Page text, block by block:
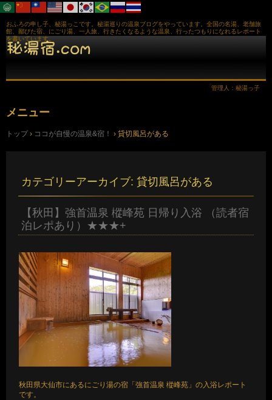
おふろの申し子、秘湯っこです。秘湯巡りの温泉ブログをやっています。全国の名湯、老舗旅
館、鄙びた宿、にごり湯、一人旅、行きたくなるような温泉、行ったつもりになれるレポート
を書いています。
管理人：秘湯っ子
メニュー
ン
トップ › ココが自慢の温泉&宿！ › 貸切風呂がある
カテゴリーアーカイブ: 貸切風呂がある
【秋田】強首温泉 樅峰苑 日帰り入浴 （読者宿
泊レポあり）★★★+
秋田県大仙市にあるにごり湯の宿「強首温泉 樅峰苑」の入浴レポート
です。